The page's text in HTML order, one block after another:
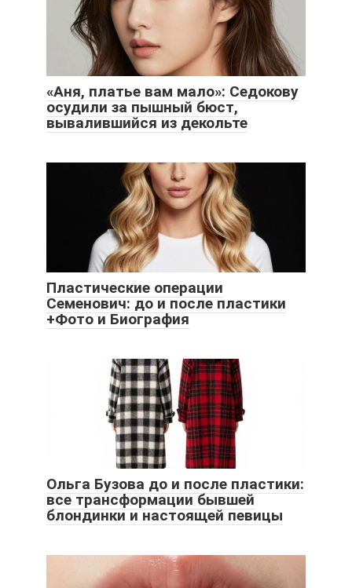
«Аня, платье вам мало»: Седокову
осудили за пышный бюст,
вывалившийся из декольте
Пластические операции
Семенович: до и после пластики
+Фото и Биография
Ольга Бузова до и после пластики:
все трансформации бывшей
блондинки и настоящей певицы